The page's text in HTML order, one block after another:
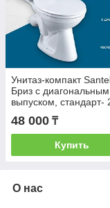
Унитаз-компакт
Бриз с диагональным
выпуском, стандарт-
1WH302138
48 000 ₸
Купить
О нас